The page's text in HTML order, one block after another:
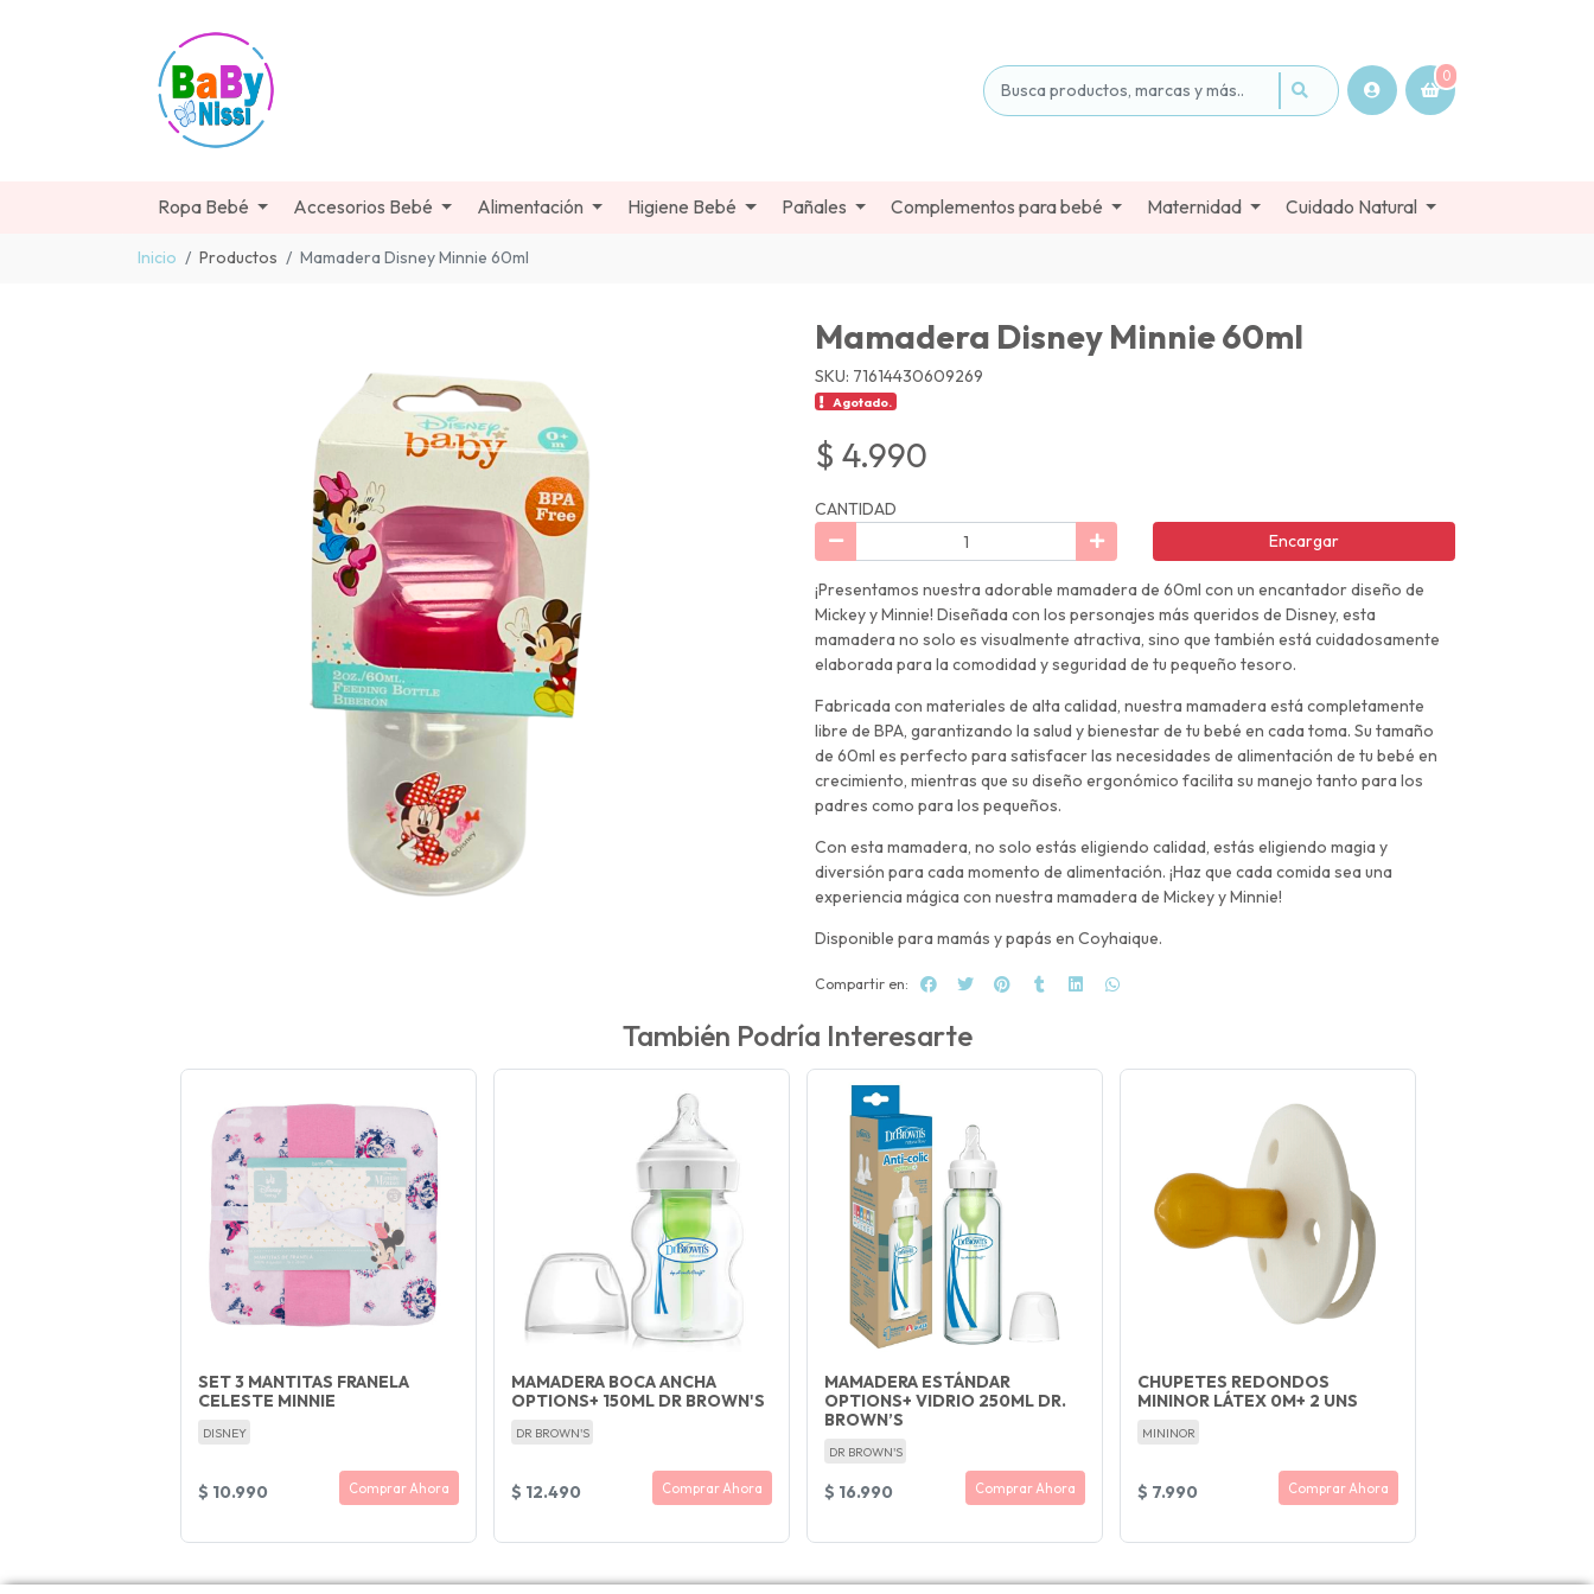
0
Ropa Bebé Accesorios Bebé Alimentación Higiene Bebé Pañales Complementos para bebé Maternidad Cuidado Natural
Inicio Productos Mamadera Disney Minnie 60ml
Mamadera Disney Minnie 60ml
SKU: 71614430609269
Agotado.
$ 4.990
CANTIDAD
Encargar
¡Presentamos nuestra adorable mamadera de 60ml con un encantador diseño de
Mickey y Minnie! Diseñada con los personajes más queridos de Disney, esta
mamadera no solo es visualmente atractiva, sino que también está cuidadosamente
elaborada para la comodidad y seguridad de tu pequeño tesoro.
Fabricada con materiales de alta calidad, nuestra mamadera está completamente
libre de BPA, garantizando la salud y bienestar de tu bebé en cada toma. Su tamaño
de 60ml es perfecto para satisfacer las necesidades de alimentación de tu bebé en
crecimiento, mientras que su diseño ergonómico facilita su manejo tanto para los
padres como para los pequeños.
Con esta mamadera, no solo estás eligiendo calidad, estás eligiendo magia y
diversión para cada momento de alimentación. ¡Haz que cada comida sea una
experiencia mágica con nuestra mamadera de Mickey y Minnie!
Disponible para mamás y papás en Coyhaique.
Compartir en:
También Podría Interesarte
SET 3 MANTITAS FRANELA
CELESTE MINNIE
DISNEY
$ 10.990 Comprar Ahora
MAMADERA BOCA ANCHA
OPTIONS+ 150ML DR BROWN'S
DR BROWN'S
$ 12.490 Comprar Ahora
MAMADERA ESTÁNDAR
OPTIONS+ VIDRIO 250ML DR.
BROWN’S
DR BROWN'S
$ 16.990 Comprar Ahora
CHUPETES REDONDOS
MININOR LÁTEX 0M+ 2 UNS
MININOR
$ 7.990 Comprar Ahora